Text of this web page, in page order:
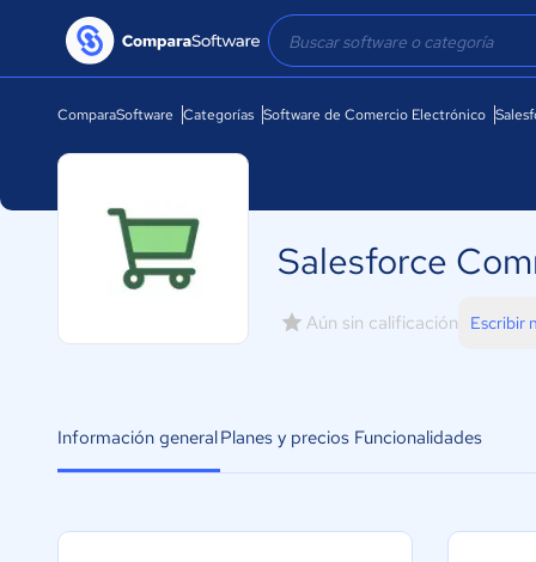
ComparaSoftware Categorías Software de Comercio Electrónico
Salesforce
Aún sin calificación Escribir
Información generalPlanes y precios Funcionalidades